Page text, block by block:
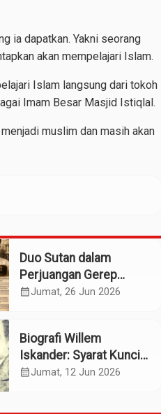
ia dapatkan. Yakni seorang
akan mempelajari Islam.
Islam langsung dari tokoh
Imam Besar Masjid Istiqlal.
muslim dan masih akan
Duo Sutan dalam
Perjuangan Gerep
Institute Naik ke
calendar_monthJumat, 26 Jun 2026
Biografi Willem
Iskander: Syarat Kunci
Pengusulan Pahlawan
calendar_monthJumat, 12 Jun 2026